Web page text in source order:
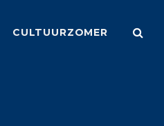
CULTUURZOMER